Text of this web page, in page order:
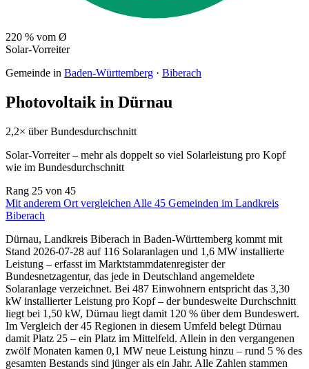
220 % vom Ø
Solar-Vorreiter
Gemeinde in Baden-Württemberg · Biberach
Photovoltaik in Dürnau
2,2× über Bundesdurchschnitt
Solar-Vorreiter – mehr als doppelt so viel Solarleistung pro Kopf
wie im Bundesdurchschnitt
Rang 25 von 45
Mit anderem Ort vergleichen Alle 45 Gemeinden im Landkreis
Biberach
Dürnau, Landkreis Biberach in Baden-Württemberg kommt mit
Stand 2026-07-28 auf 116 Solaranlagen und 1,6 MW installierte
Leistung – erfasst im Marktstammdatenregister der
Bundesnetzagentur, das jede in Deutschland angemeldete
Solaranlage verzeichnet. Bei 487 Einwohnern entspricht das 3,30
kW installierter Leistung pro Kopf – der bundesweite Durchschnitt
liegt bei 1,50 kW, Dürnau liegt damit 120 % über dem Bundeswert.
Im Vergleich der 45 Regionen in diesem Umfeld belegt Dürnau
damit Platz 25 – ein Platz im Mittelfeld. Allein in den vergangenen
zwölf Monaten kamen 0,1 MW neue Leistung hinzu – rund 5 % des
gesamten Bestands sind jünger als ein Jahr. Alle Zahlen stammen